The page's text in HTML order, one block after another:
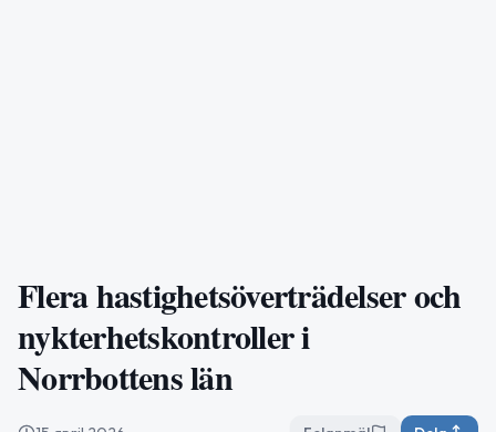
Flera hastighetsöverträdelser och
nykterhetskontroller i
Norrbottens län